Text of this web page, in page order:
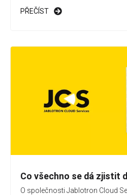
PŘEČÍST
Co všechno se dá zjistit
O společnosti Jablotron Cloud